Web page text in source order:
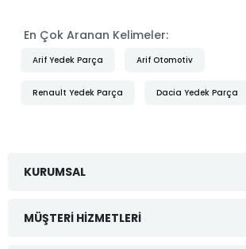
En Çok Aranan Kelimeler:
Arif Yedek Parça Arif Otomotiv
Renault Yedek Parça Dacia Yedek Parça
KURUMSAL
MÜŞTERI HIZMETLERI